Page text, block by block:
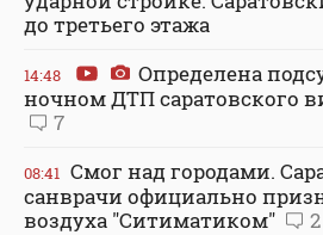
до третьего этажа
14:48
Определена
ночном ДТП саратовского
7
08:41 Смог над городами.
санврачи официально
воздуха "Ситиматиком"
2